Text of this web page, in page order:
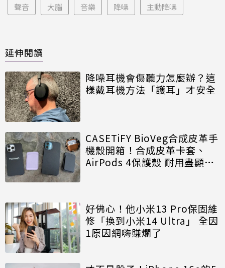
聲音 大腦 音樂 降噪 主動降噪
延伸閱讀
降噪耳機會傷聽力怎麼辦？這
樣戴耳機方法「護耳」才安全
CASETiFY BioVeg合成皮革手
機殼開箱！合成皮革卡套、
AirPods 4保護殼 耐用盡顯低
好佛心！他小米13 Pro保固維
修「換到小米14 Ultra」 全因
1原因網嗨賺爛了